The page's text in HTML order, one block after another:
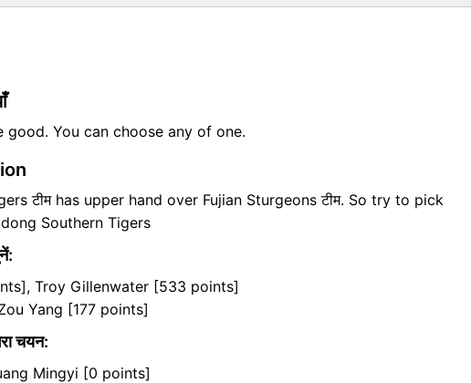
good. You can choose any of one.
टीम has upper hand over Fujian Sturgeons टीम. So try to pick
Southern Tigers
Troy Gillenwater [533 points]
Yang [177 points]
चयन:
Mingyi [0 points]